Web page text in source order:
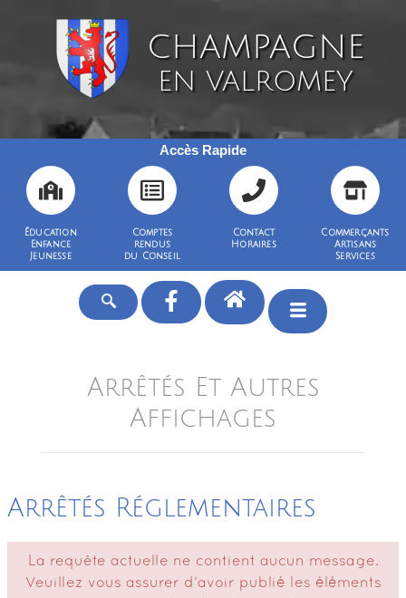
CHAMPAGNE
EN VALROMEY
Accès Rapide
Éducation
Enfance
Jeunesse
Comptes
rendus
du Conseil
Contact
Horaires
Commerçants
Artisans
Services
Arrêtés Et Autres
Affichages
Arrêtés Réglementaires
La requête actuelle ne contient aucun message.
Veuillez vous assurer d’avoir publié les éléments